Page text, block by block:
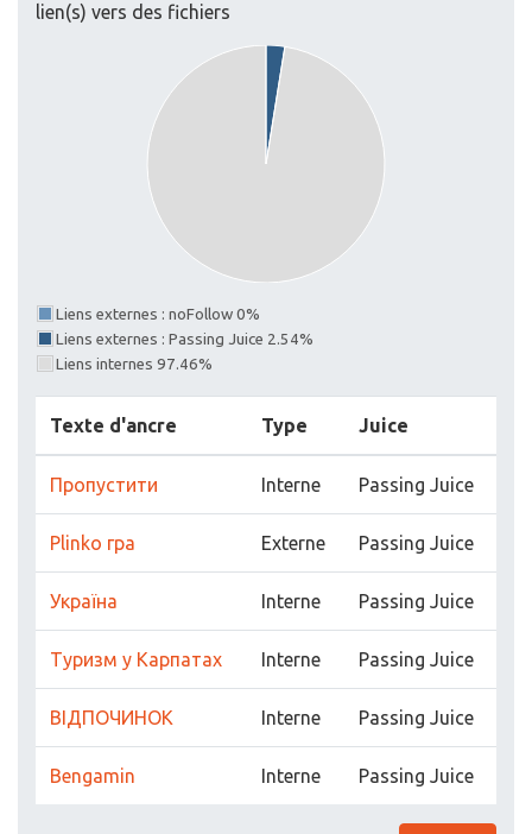
lien(s) vers des fichiers
Liens externes : noFollow 0%
Liens externes : Passing Juice 2.54%
Liens internes 97.46%
Texte d'ancre Type Juice
Пропустити Interne Passing Juice
Plinko гра Externe Passing Juice
Україна Interne Passing Juice
Туризм у Карпатах Interne Passing Juice
ВІДПОЧИНОК Interne Passing Juice
Bengamin Interne Passing Juice